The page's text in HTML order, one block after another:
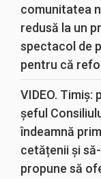
comunitatea
redusă la un
spectacol de
pentru că
VIDEO.
șeful
îndeamnă
cetățenii și
propune să